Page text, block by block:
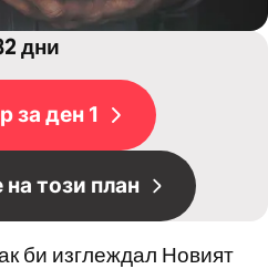
дни
за ден 1
този план
би изглеждал Новият